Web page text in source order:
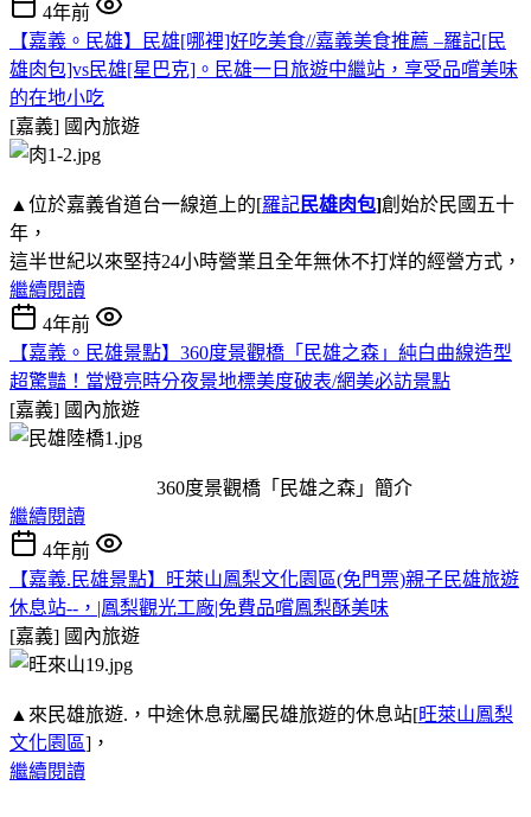
4年前
【嘉義。民雄】民雄[哪裡]好吃美食//嘉義美食推薦 –羅記[民
雄肉包]vs民雄[星巴克]。民雄一日旅遊中繼站，享受品嚐美味
的在地小吃
[嘉義] 國內旅遊
▲位於嘉義省道台一線道上的[羅記民雄肉包]創始於民國五十
年，
這半世紀以來堅持24小時營業且全年無休不打烊的經營方式，
繼續閱讀
4年前
【嘉義。民雄景點】360度景觀橋「民雄之森」純白曲線造型
超驚豔！當燈亮時分夜景地標美度破表/網美必訪景點
[嘉義] 國內旅遊
360度景觀橋「民雄之森」簡介
繼續閱讀
4年前
【嘉義.民雄景點】旺萊山鳳梨文化園區(免門票)親子民雄旅遊
休息站--，|鳳梨觀光工廠|免費品嚐鳳梨酥美味
[嘉義] 國內旅遊
▲來民雄旅遊.，中途休息就屬民雄旅遊的休息站[旺萊山鳳梨
文化園區]，
繼續閱讀